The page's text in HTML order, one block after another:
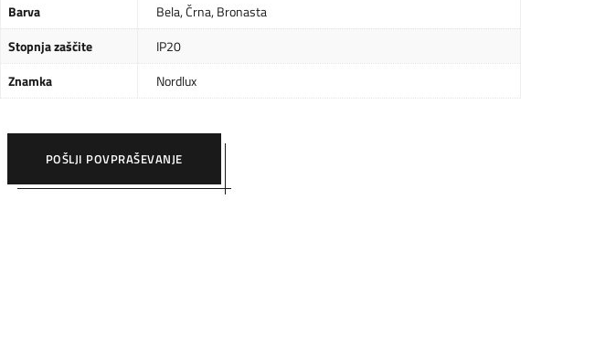
Barva Bela,Črna,Bronasta
Stopnja zaščite
IP20
Znamka
Nordlux
POŠLJI POVPRAŠEVANJE